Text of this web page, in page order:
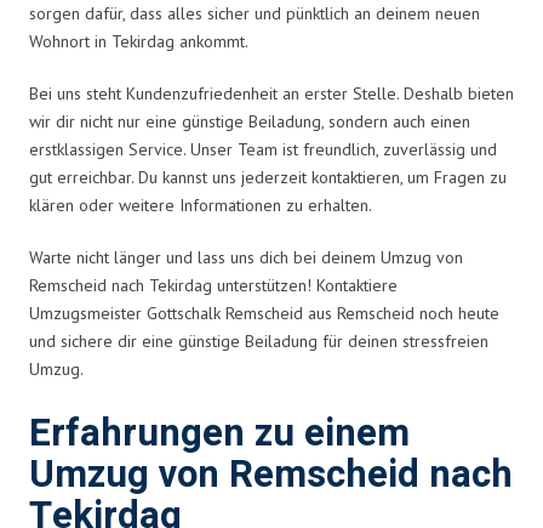
sorgen dafür, dass alles sicher und pünktlich an deinem neuen
Wohnort in Tekirdag ankommt.
Bei uns steht Kundenzufriedenheit an erster Stelle. Deshalb bieten
wir dir nicht nur eine günstige Beiladung, sondern auch einen
erstklassigen Service. Unser Team ist freundlich, zuverlässig und
gut erreichbar. Du kannst uns jederzeit kontaktieren, um Fragen zu
klären oder weitere Informationen zu erhalten.
Warte nicht länger und lass uns dich bei deinem Umzug von
Remscheid nach Tekirdag unterstützen! Kontaktiere
Umzugsmeister Gottschalk Remscheid aus Remscheid noch heute
und sichere dir eine günstige Beiladung für deinen stressfreien
Umzug.
Erfahrungen zu einem
Umzug von Remscheid nach
Tekirdag